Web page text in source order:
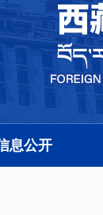
息公开